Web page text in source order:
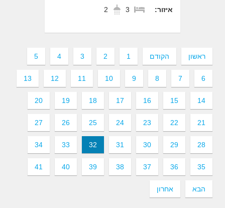
איזור:
3
2
ראשון הקודם 1
2
3
4
5
6
7
8
9
10
11
12
13
14
15
16
17
18
19
20
21
22
23
24
25
26
27
28
29
30
31
32
33
34
35
36
37
38
39
40
41
הבא אחרון